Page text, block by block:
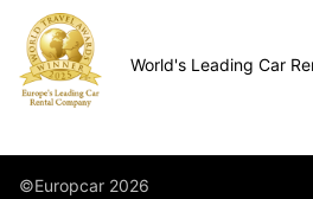
World's Leading Car
©Europcar 2026